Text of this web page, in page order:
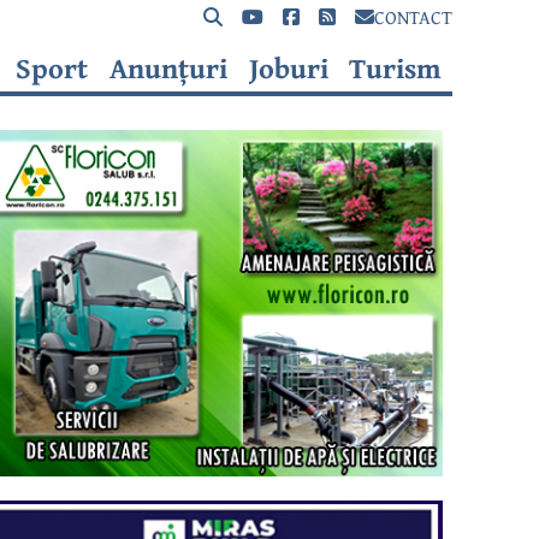
CONTACT
Sport Anunțuri Joburi Turism